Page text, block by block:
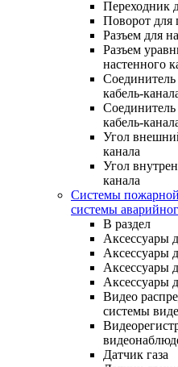
Переходник
Поворот для
Разъем для
Разъем
настенного
кабель-
Соединитель
кабель-
Угол
канала
Угол
канала
Системы
системы
В раздел
Аксессуары
Аксессуары
Аксессуары
Аксессуары
Видео
системы
Датчик газа